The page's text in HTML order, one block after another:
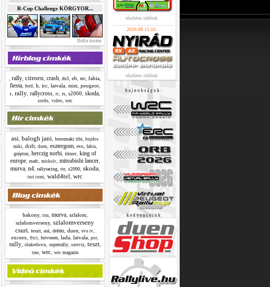
R-Cup Challenge KÖRGYOR...
DuEn összes
rally citroen crash ds3 eb erc fabia
fiesta ford h irc latvala mini peugeot
r rally rallycross rc rs s2000 skoda
sordo video wrc
asi balogh jani boroznaki tibi
bujdos
miki
drift, duen esztergom, evo, fabia,
grepton herczig norbi itiner king of
europe, mafc, miskolc, mitsubishi lancer,
murva, n4, rallyracing, rte, s2000, skoda
turi tomi wald4tel wrc
bakony, csu, murva, szlalom
szlalomverseny, szlalomverseny
csuri teszt asi defekt duen evo iv
exceex
frici hirvonen lada latvala por
rally, shakedown superrally, szerviz, teszt,
tme, wrc, wrc magazin
részletes infóink
2026.08.15-16.
részletes infóink
b a j n o k s á g o k :
k e d v e n c e i n k